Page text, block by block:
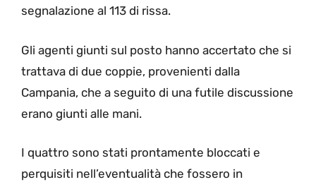
segnalazione al 113 di rissa.
Gli agenti giunti sul posto hanno accertato che si
trattava di due coppie, provenienti dalla
Campania, che a seguito di una futile discussione
erano giunti alle mani.
I quattro sono stati prontamente bloccati e
perquisiti nell’eventualità che fossero in